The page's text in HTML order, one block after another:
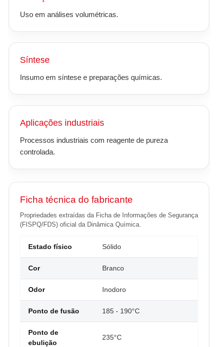
Uso em análises volumétricas.
Síntese
Insumo em síntese e preparações químicas.
Aplicações industriais
Processos industriais com reagente de pureza
controlada.
Ficha técnica do fabricante
Propriedades extraídas da Ficha de Informações de Segurança
(FISPQ/FDS) oficial da Dinâmica Química.
Estado físico Sólido
Cor Branco
Odor Inodoro
Ponto de fusão 185 - 190°C
Ponto de
ebulição
235°C